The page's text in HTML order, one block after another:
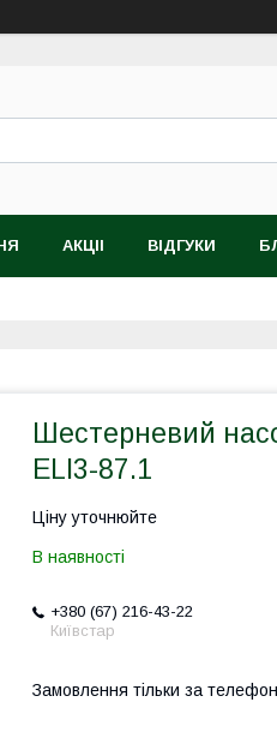
АКЦІІ ВІДГУКИ
Шестерневий
ELI3-87.1
Ціну уточнюйте
В наявності
+380 (67) 216-43-22
Київстар
Замовлення тільки за